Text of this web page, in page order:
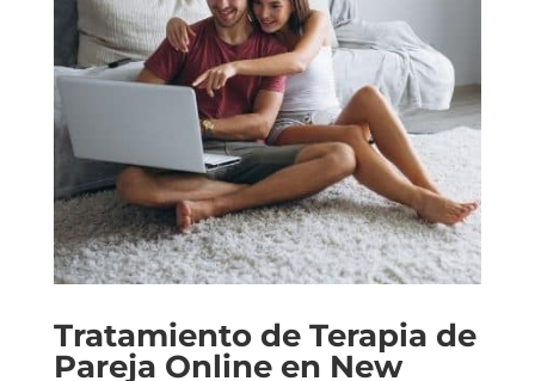
Tratamiento de Terapia de
Pareja Online en New